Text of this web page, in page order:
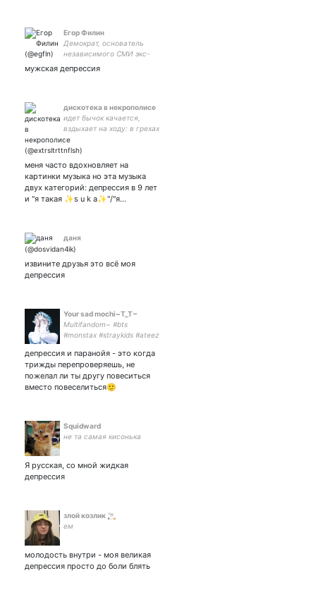
Егoр Филин
Демократ, основатель
независимого СМИ экс-
мужская депрессия
дискотека в некрополисе
идет бычок качается,
вздыхает на ходу: в грехах
пора покаяться, не то
гореть в аду 🐇 my arts on:
меня часто вдохновляет на
картинки музыка но эта музыка
двух категорий: депрессия в 9 лет
и "я такая ✨s u k a✨"/"я…
даня
извините друзья это всё моя
депрессия
Your sad mochi~Т_Т~
Multifandom~ #bts
#monstax #straykids #ateez
#taemin #dreamcatcher
#victon #ace #oneus
депрессия и паранойя - это когда
трижды перепроверяешь, не
пожелал ли ты другу повеситься
вместо повеселиться🙂
Squidward
не та самая кисонька
Я русская, со мной жидкая
депрессия
злой козлик 🚬
ем
молодость внутри - моя великая
депрессия просто до боли блять